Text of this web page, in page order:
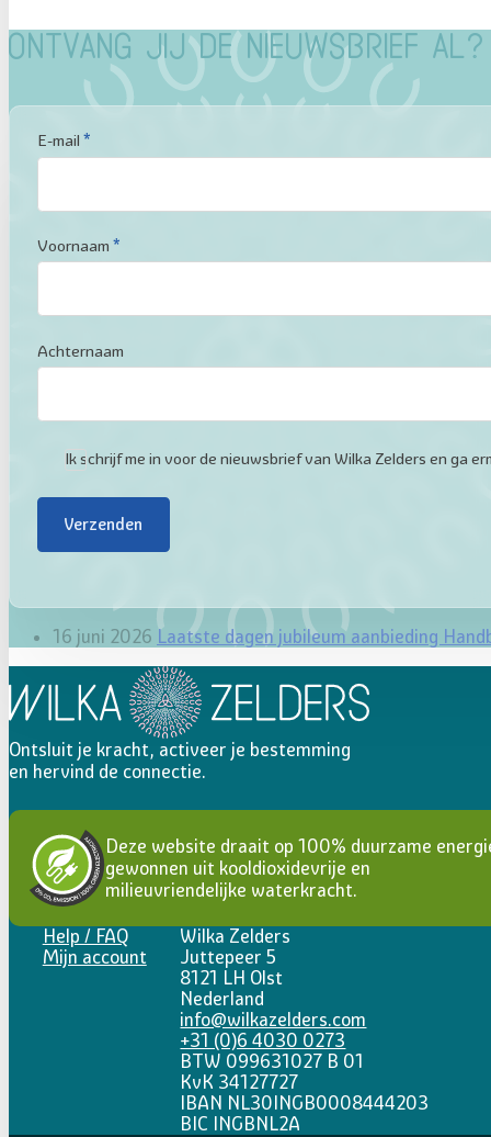
Ontvang jij de nieuwsbrief al?
Sectie
E-mail *
Voornaam *
Achternaam
Ik schrijf me in voor de nieuwsbrief van Wilka Zelders en ga
Verzenden
16 juni 2026 Laatste dagen jubileum aanbieding
Ontsluit je kracht, activeer je bestemming
en hervind de connectie.
Deze website draait op 100% duurzame
gewonnen uit kooldioxidevrije en
milieuvriendelijke waterkracht.
Help / FAQ
Mijn account
Wilka Zelders
Juttepeer 5
8121 LH Olst
Nederland
info@wilkazelders.com
+31 (0)6 4030 0273
BTW 099631027 B 01
KvK 34127727
IBAN NL30INGB0008444203
BIC INGBNL2A